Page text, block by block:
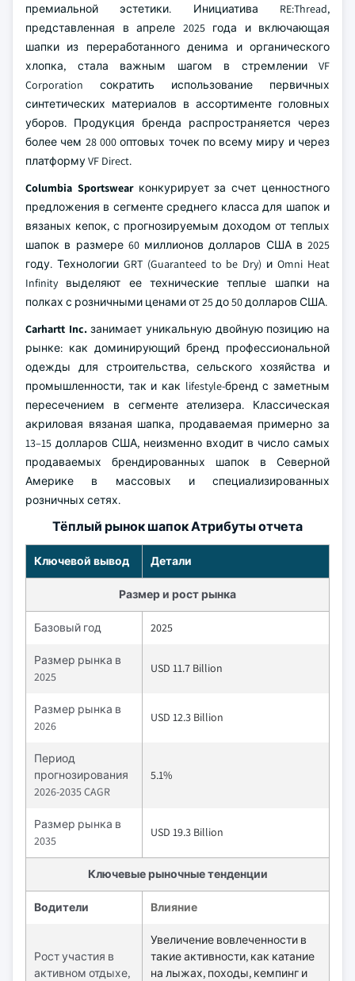
премиальной эстетики. Инициатива RE:Thread,
представленная в апреле 2025 года и включающая
шапки из переработанного денима и органического
хлопка, стала важным шагом в стремлении VF
Corporation сократить использование первичных
синтетических материалов в ассортименте головных
уборов. Продукция бренда распространяется через
более чем 28 000 оптовых точек по всему миру и через
платформу VF Direct.
Columbia Sportswearконкурирует за счет ценностного
предложения в сегменте среднего класса для шапок и
вязаных кепок, с прогнозируемым доходом от теплых
шапок в размере 60 миллионов долларов США в 2025
году. Технологии GRT (Guaranteed to be Dry) и Omni Heat
Infinity выделяют ее технические теплые шапки на
полках с розничными ценами от 25 до 50 долларов США.
Carhartt Inc.занимает уникальную двойную позицию на
рынке: как доминирующий бренд профессиональной
одежды для строительства, сельского хозяйства и
промышленности, так и как lifestyle-бренд с заметным
пересечением в сегменте ателизера. Классическая
акриловая вязаная шапка, продаваемая примерно за
13–15 долларов США, неизменно входит в число самых
продаваемых брендированных шапок в Северной
Америке в массовых и специализированных
розничных сетях.
Тёплый рынок шапок Атрибуты отчета
Ключевой вывод Детали
Размер и рост рынка
Базовый год 2025
Размер рынка в
2025
USD 11.7 Billion
Размер рынка в
2026
USD 12.3 Billion
Период
прогнозирования
2026-2035 CAGR
5.1%
Размер рынка в
2035
USD 19.3 Billion
Ключевые рыночные тенденции
Водители Влияние
Рост участия в
активном отдыхе,
Увеличение вовлеченности в
такие активности, как катание
на лыжах, походы, кемпинг и